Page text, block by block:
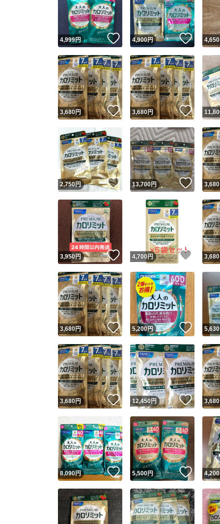
Yahoo!
安心取引
安心
取引実績
取引
他フ
スピード
※このバッ
ス
スピ
安心
4,999円 いいね！
4,900円 いいね
4,650
3,680円 いいね！
3,680円 いいね
2,750円 いいね！
13,700円 いいね
3,680
3,950円 いいね！
4,700円 いいね
3,680
3,680円 いいね！
5,200円 いいね
5,630
3,680円 いいね！
12,450円 いいね
3,680
8,090円 いいね！
5,500円 いいね
4,200